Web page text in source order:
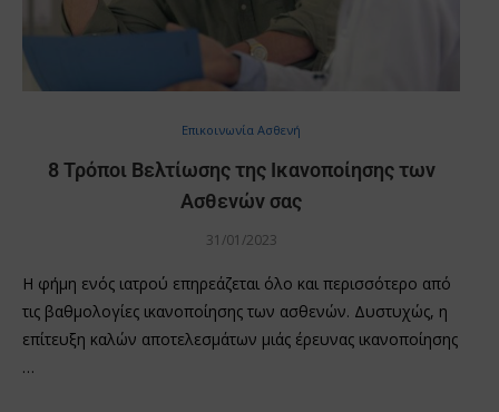
Επικοινωνία Ασθενή
8 Τρόποι Βελτίωσης της Ικανοποίησης των
Ασθενών σας
31/01/2023
Η φήμη ενός ιατρού επηρεάζεται όλο και περισσότερο από
τις βαθμολογίες ικανοποίησης των ασθενών. Δυστυχώς, η
επίτευξη καλών αποτελεσμάτων μιάς έρευνας ικανοποίησης
…